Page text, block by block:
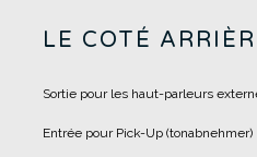
LE COTÉ
Sortie pour les haut-parleurs
Entrée pour Pick-Up (tonabnehmer)